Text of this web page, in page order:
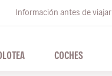
Información antes de viajar
COCHES